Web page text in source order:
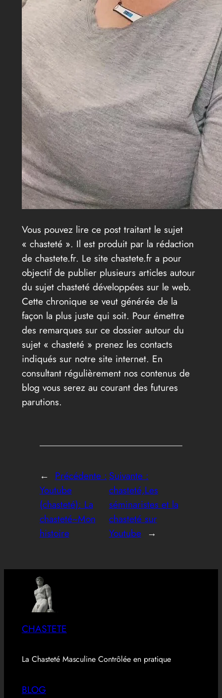
Vous pouvez lire ce post traitant le sujet
« chasteté ». Il est produit par la rédaction
de chastete.fr. Le site chastete.fr a pour
objectif de publier plusieurs articles autour
du sujet chasteté développées sur le web.
Cette chronique se veut générée de la
façon la plus juste qui soit. Pour émettre
des remarques sur ce dossier autour du
sujet « chasteté » prenez les contacts
indiqués sur notre site internet. En
consultant régulièrement nos contenus de
blog vous serez au courant des futures
parutions.
← Précédente :
Youtube
(chasteté): La
chasteté~Mon
histoire
Suivante :
chasteté,Les
séminaristes et la
chasteté sur
Youtube →
CHASTETE
La Chasteté Masculine Contrôlée en pratique
BLOG